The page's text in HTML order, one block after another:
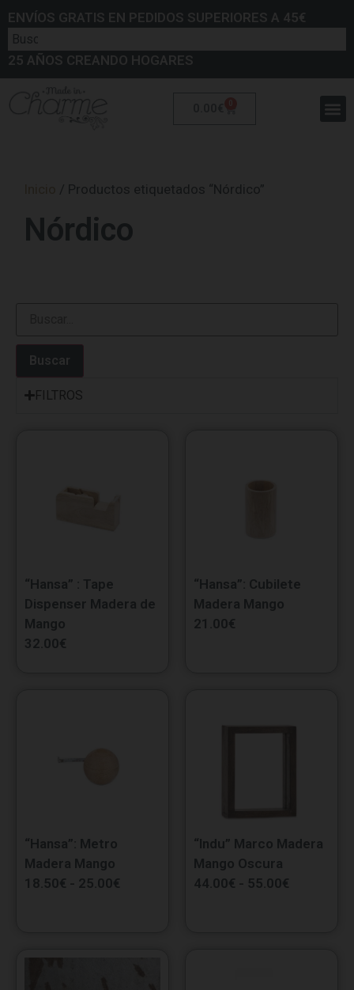
ENVÍOS GRATIS EN PEDIDOS SUPERIORES A 45€
25 AÑOS CREANDO HOGARES
/ Productos etiquetados “Nórdico”
Nórdico
Buscar
FILTROS
“Hansa” : Tape
Dispenser Madera de
Mango
32.00€
“Hansa”: Cubilete
Madera Mango
21.00€
“Hansa”: Metro
Madera Mango
18.50€ - 25.00€
“Indu” Marco Madera
Mango Oscura
44.00€ - 55.00€